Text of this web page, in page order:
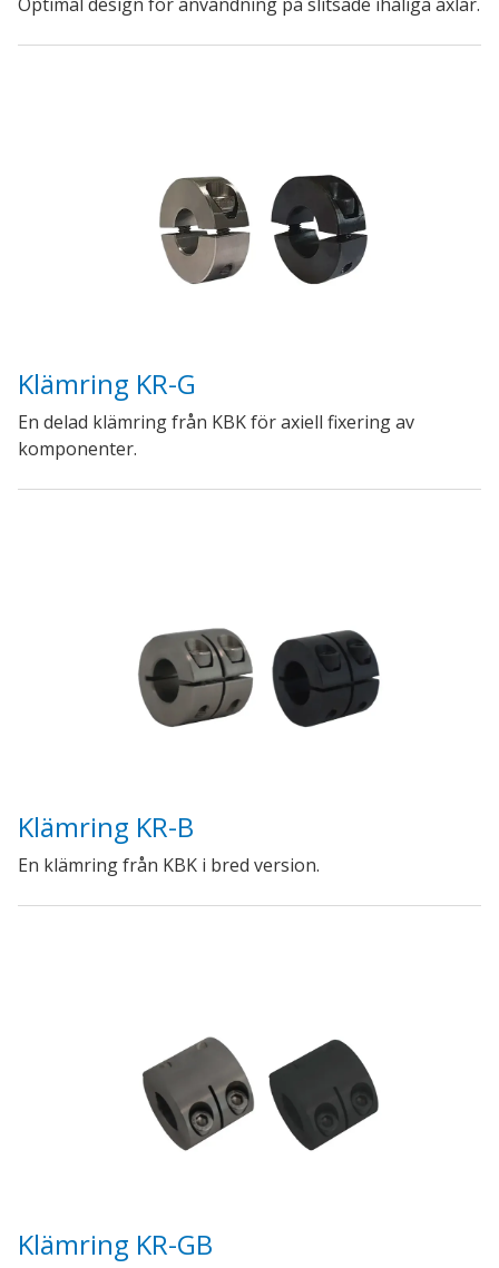
Klämring KR-G
En delad klämring från KBK för axiell fixering av
komponenter.
Klämring KR-B
En klämring från KBK i bred version.
Klämring KR-GB